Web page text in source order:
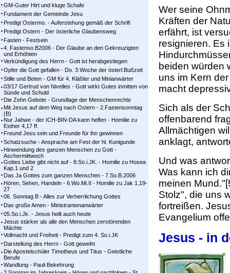
GM-Guter Hirt und kluge Schafe
Fundament der Gemeinde Jesu
Predigt Ostermo. - Auferstehung gemäß der Schrift
Predigt Ostern - Der österliche Glaubensweg
Fasten - Festsein
4. Fastenso.B2006 - Der Glaube an den Gekreuzigten
und Erhöhten
Verkündigung des Herrn - Gott ist herabgestiegen
Opfer die Gott gefallen - Do. 3.Woche der österl.Bußzeit
Stille und Beten - GM für 4. Kläßler und Minianwärter
03/17 Gertrud von Nivelles - Gott wirkt Gutes inmitten von
Sünde und Schuld
Die Zehn Gebote - Grundlage der Menschenrechte
Mit Jesus auf dem Weg nach Ostern - 2.Fastensonntag
(B)
Nur Jahwe - der ICH-BIN-DA kann helfen - Homilie zu
Esther 4,17 ff.
Freund Jesu sein und Freunde für ihn gewinnen
Schatzsuche - Ansprache am Fest der hl. Kunigunde
Hinwendung des ganzen Menschen zu Gott -
Aschermittwoch
Gottes Liebe gibt nicht auf - 8.So.i.JK. - Homilie zu Hosea
Kap.1 und 2
Das Ja Gottes zum ganzen Menschen - 7.So.B.2006
Hören, Sehen, Handeln - 6.Wo.Mi.II - Homilie zu Jak 1,19-
27
06. Sonntag B - Alles zur Verherrlichung Gottes
Das große Amen - Ministrantenanwärter
05.So.i.Jk. - Jesus heilt auch heute
Jesus stärker als alle den Menschen zerstörenden
Mächte
Vollmacht und Freiheit - Predigt zum 4. So.i.JK
Darstellung des Herrn - Gott geweiht
Die Apostelschüler Timotheus und Titus - Geistliche
Berufe
Wandlung - Pauli Bekehrung
Wer seine
Kräften der
erfährt, ist
resignieren. Es
beiden würden
uns im Kern
macht
Sich als der
offenbarend
Allmächtigen
anklagt,
Und was
Was kann ich
meinen
Stolz", die uns
fortreißen.
Evangelium
Jesus - in